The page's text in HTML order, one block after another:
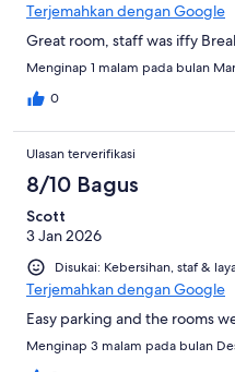
Terjemahkan dengan Google
Great room, staff was iffy
Menginap 1 malam pada bulan
0
Ulasan terverifikasi
8/10 Bagus
Scott
3 Jan 2026
Disukai: Kebersihan, staf &
Terjemahkan dengan Google
Easy parking and the rooms
Menginap 3 malam pada bulan